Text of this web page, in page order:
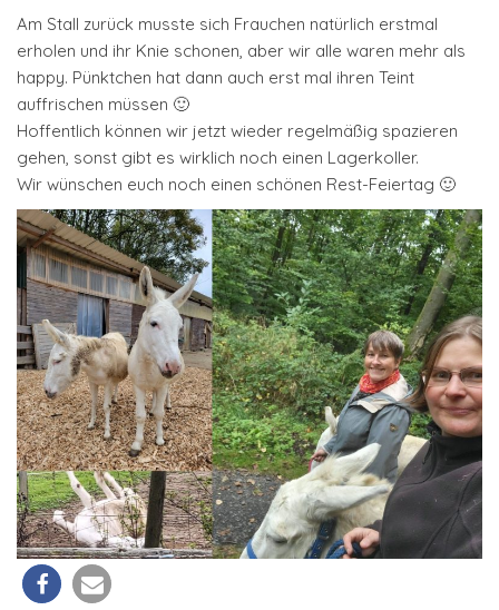
Am Stall zurück musste sich Frauchen natürlich erstmal
erholen und ihr Knie schonen, aber wir alle waren mehr als
happy. Pünktchen hat dann auch erst mal ihren Teint
auffrischen müssen 🙂
Hoffentlich können wir jetzt wieder regelmäßig spazieren
gehen, sonst gibt es wirklich noch einen Lagerkoller.
Wir wünschen euch noch einen schönen Rest-Feiertag 🙂